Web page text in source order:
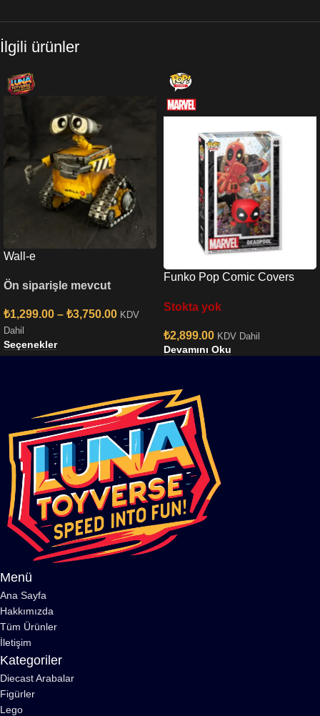
İlgili ürünler
Wall-e
Ön siparişle mevcut
₺1,299.00 – ₺3,750.00 KDV
Dahil
Seçenekler
Funko Pop Comic Covers
Deadpool İn Black Suit No:46
Stokta yok
₺2,899.00 KDV Dahil
Devamını Oku
Menü
Ana Sayfa
Hakkımızda
Tüm Ürünler
İletişim
Kategoriler
Diecast Arabalar
Figürler
Lego